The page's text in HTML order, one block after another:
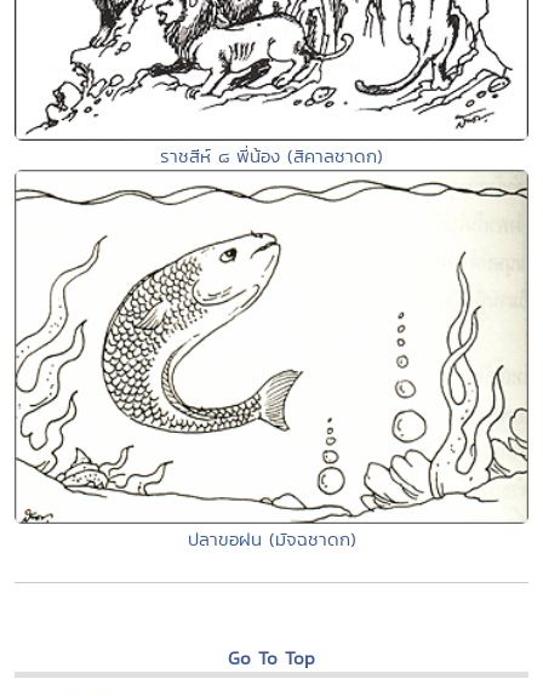
ราชสีห์ ๘ พี่น้อง (สิคาลชาดก)
ปลาขอฝน (มัจฉชาดก)
Go To Top